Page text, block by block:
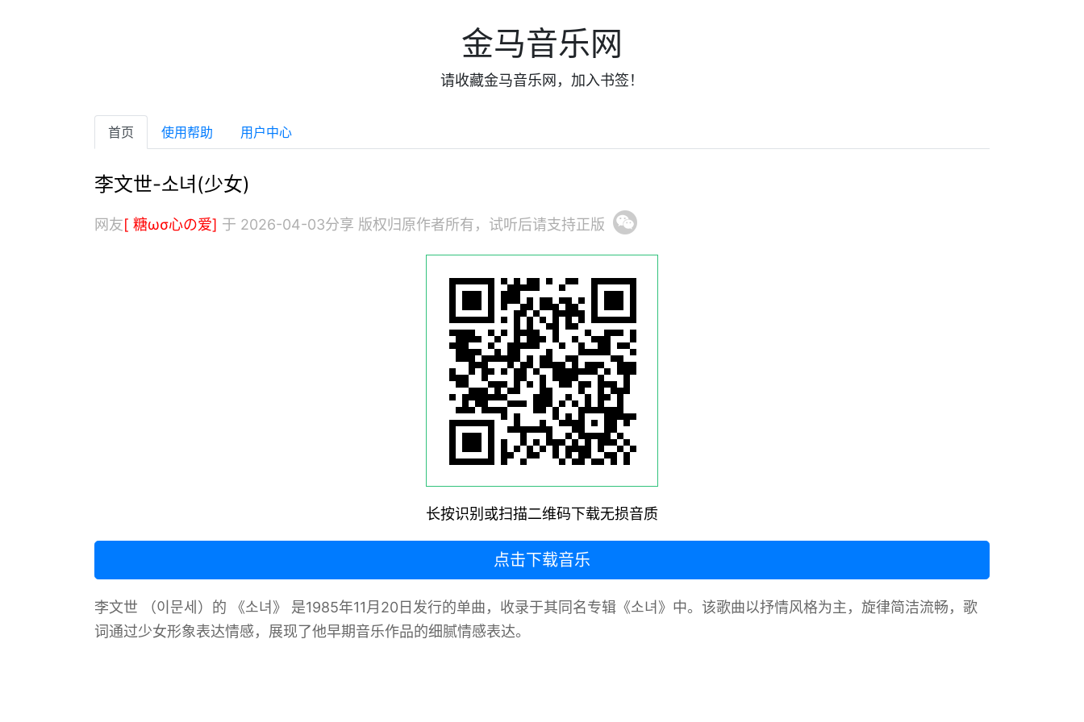
金马音乐网
请收藏金马音乐网，加入书签！
首页 使用帮助 用户中心
李文世-소녀(少女)
网友[ 糖ωσ心の爱] 于 2026-04-03分享 版权归原作者所有，试听后请支持正版
长按识别或扫描二维码下载无损音质
点击下载音乐
李文世 （이문세）的 《소녀》 是1985年11月20日发行的单曲，收录于其同名专辑《소녀》中。该歌曲以抒情风格为主，旋律简洁流畅，歌
词通过少女形象表达情感，展现了他早期音乐作品的细腻情感表达。